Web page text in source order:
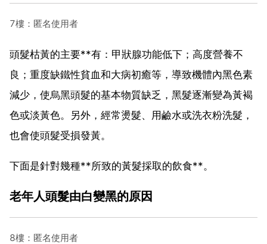
7樓：匿名使用者
頭髮枯黃的主要**有：甲狀腺功能低下；高度營養不
良；重度缺鐵性貧血和大病初癒等，導致機體內黑色素
減少，使烏黑頭髮的基本物質缺乏，黑髮逐漸變為黃褐
色或淡黃色。另外，經常燙髮、用鹼水或洗衣粉洗髮，
也會使頭髮受損發黃。
下面是針對幾種**所致的黃髮採取的飲食**。
老年人頭髮由白變黑的原因
8樓：匿名使用者